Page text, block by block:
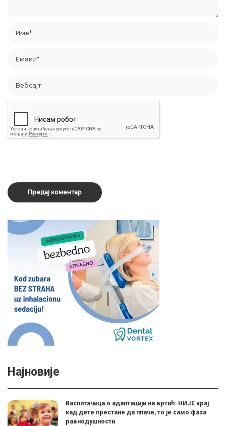
Најновије
Васпитачица о адаптацији на вртић: НИЈЕ крај
кад дете престане да плаче, то је само фаза
равнодушности